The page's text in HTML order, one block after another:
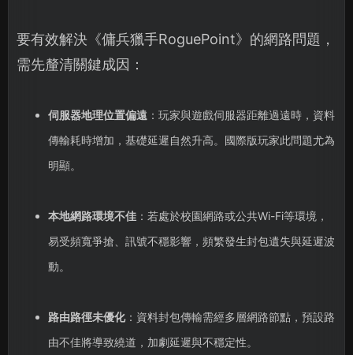
要有效解決《傭兵獵手RoguePoint》的網路問題，
需先釐清關鍵成因：
伺服器地理位置偏遠：玩家與遊戲伺服器距離過遠時，資料
傳輸耗時增加，基礎延遲自然升高。國際版玩家此問題尤為
明顯。
本地網路環境不佳：若處於校園網路或公共Wi-Fi等環境，
易受頻寬爭搶、訊號不穩影響，頻繁發生封包遺失與延遲波
動。
路由路徑未優化：資料封包傳輸需經多層網路節點，預設路
由不佳將導致繞道，加劇延遲與不穩定性。